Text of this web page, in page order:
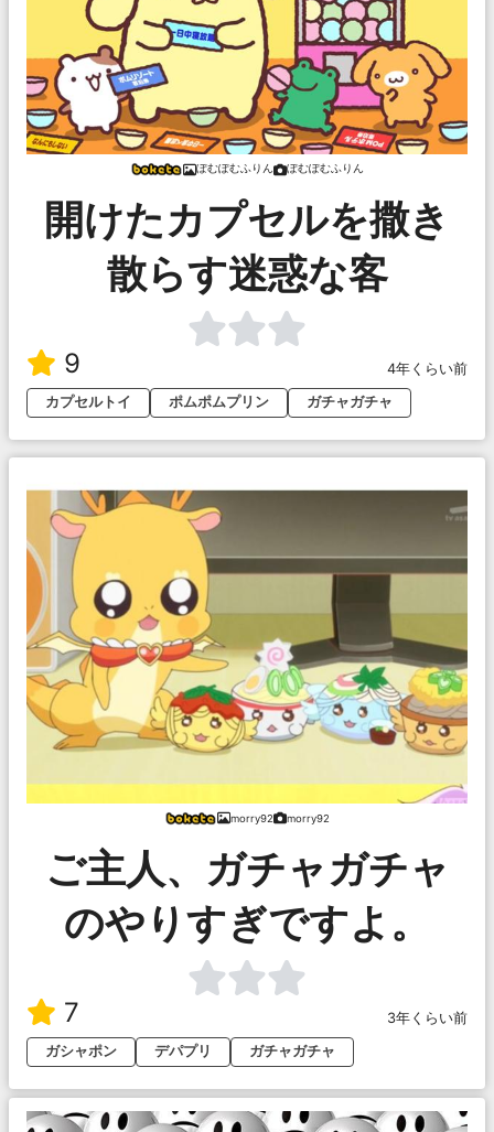
ぽむぽむふりん ぽむぽむふりん
開けたカプセルを撒き
散らす迷惑な客
9
4年くらい前
カプセルトイ
ポムポムプリン ガチャガチャ
morry92 morry92
ご主人、ガチャガチャ
のやりすぎですよ。
7
3年くらい前
ガシャポン
デパプリ ガチャガチャ